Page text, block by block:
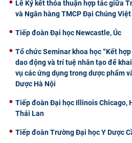
Lễ Ký kết thỏa thuận hợp tác giữa
và Ngân hàng TMCP Đại Chúng
Tiếp đoàn Đại học Newcastle, Úc
Tổ chức Seminar khoa học “Kết
dao động và trí tuệ nhân tạo để
vụ các ứng dụng trong dược phẩm
Dược Hà Nội
Tiếp đoàn Đại học Illinois Chicago,
Thái Lan
Tiếp đoàn Trường Đại học Y Dược